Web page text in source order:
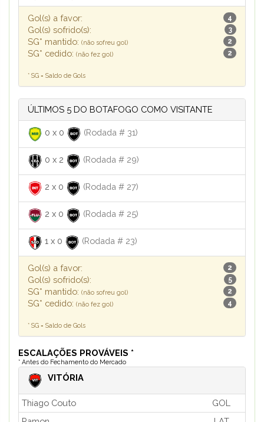
Gol(s) a favor: 4
Gol(s) sofrido(s): 3
SG* mantido: (não sofreu gol) 2
SG* cedido: (não fez gol) 2
* SG = Saldo de Gols
ÚLTIMOS 5 DO BOTAFOGO COMO VISITANTE
0 x 0 (Rodada # 31)
0 x 2 (Rodada # 29)
2 x 0 (Rodada # 27)
2 x 0 (Rodada # 25)
1 x 0 (Rodada # 23)
Gol(s) a favor: 2
Gol(s) sofrido(s): 5
SG* mantido: (não sofreu gol) 2
SG* cedido: (não fez gol) 4
* SG = Saldo de Gols
ESCALAÇÕES PROVÁVEIS *
* Antes do Fechamento do Mercado
VITÓRIA
Thiago Couto
GOL